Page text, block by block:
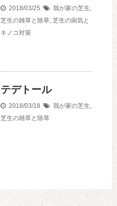
2018/03/25 我が家の芝生,
芝生の雑草と除草, 芝生の病気と
キノコ対策
テデトール
2018/03/18 我が家の芝生,
芝生の雑草と除草